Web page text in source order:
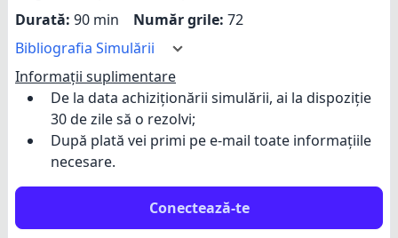
Durată: 90 min Număr grile: 72
Bibliografia Simulării
Informații suplimentare
De la data achiziționării simulării, ai la dispoziție
30 de zile să o rezolvi;
După plată vei primi pe e-mail toate informațiile
necesare.
Conectează-te